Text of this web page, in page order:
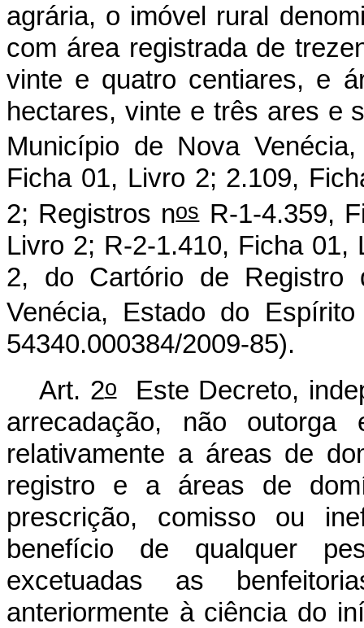
agrária, o imóvel rural
com área registrada de
vinte e quatro centiares, e
hectares, vinte e três ares e
Município de Nova
Ficha 01, Livro 2; 2.109,
2; Registros nosR-1-4.359,
Livro 2; R-2-1.410, Ficha
2, do Cartório de Registro
Venécia, Estado do
54340.000384/2009-85).
Art. 2oEste Decreto,
arrecadação, não outorga
relativamente a áreas de
registro e a áreas de
prescrição, comisso ou
benefício de qualquer
excetuadas as
anteriormente à ciência do